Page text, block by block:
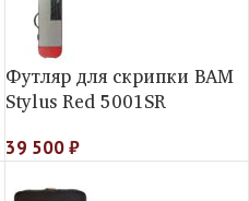
Футляр для скрипки BAM
Stylus Red 5001SR
39 500₽